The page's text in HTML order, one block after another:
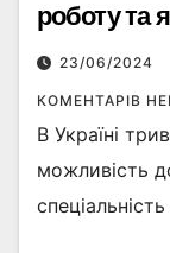
роботу та
23/06/2024
КОМЕНТАРІВ
В Україні
можливість